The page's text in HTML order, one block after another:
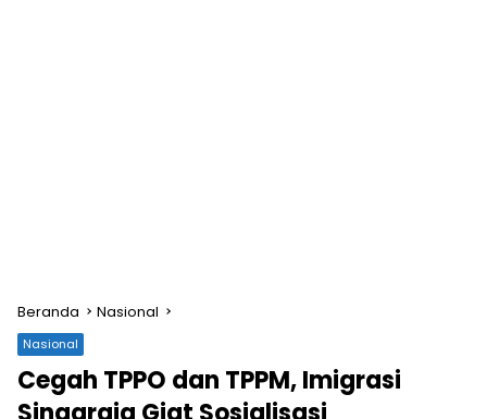
Beranda Nasional
Nasional
Cegah TPPO dan TPPM, Imigrasi